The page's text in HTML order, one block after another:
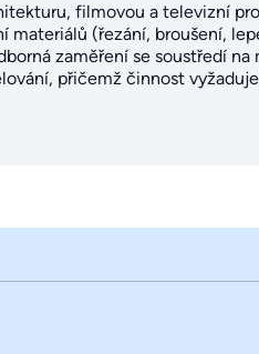
filmovou a televizní
materiálů (řezání, broušení,
zaměření se soustředí na
přičemž činnost